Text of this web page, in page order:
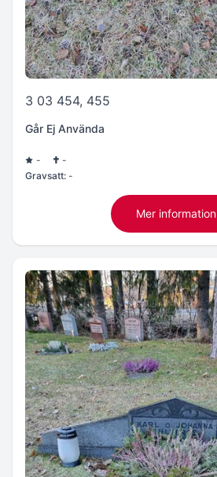
3 03 454, 455
Går Ej Använda
-
-
Gravsatt: -
Mer information